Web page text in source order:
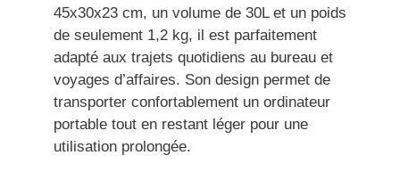
45x30x23 cm, un volume de 30L et un poids
de seulement 1,2 kg, il est parfaitement
adapté aux trajets quotidiens au bureau et
voyages d’affaires. Son design permet de
transporter confortablement un ordinateur
portable tout en restant léger pour une
utilisation prolongée.